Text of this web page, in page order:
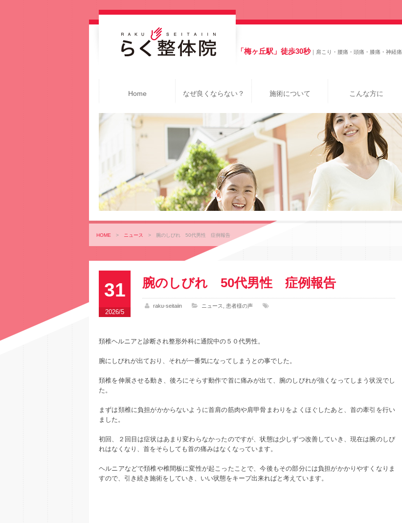
「梅ヶ丘駅」徒歩30秒｜肩こり・腰痛・頭痛・膝痛・神経痛
Home なぜ良くならない？ 施術について こんな方に
HOME > ニュース > 腕のしびれ 50代男性 症例報告
31
2026/5
腕のしびれ 50代男性 症例報告
raku-seitaiin ニュース 患者様の声
頚椎ヘルニアと診断され整形外科に通院中の５０代男性。
腕にしびれが出ており、それが一番気になってしまうとの事でした。
頚椎を伸展させる動き、後ろにそらす動作で首に痛みが出て、腕のしびれが強くなってしまう状況でし
た。
まずは頚椎に負担がかからないように首肩の筋肉や肩甲骨まわりをよくほぐしたあと、首の牽引を行い
ました。
初回、２回目は症状はあまり変わらなかったのですが、状態は少しずつ改善していき、現在は腕のしび
れはなくなり、首をそらしても首の痛みはなくなっています。
ヘルニアなどで頚椎や椎間板に変性が起こったことで、今後もその部分には負担がかかりやすくなりま
すので、引き続き施術をしていき、いい状態をキープ出来ればと考えています。